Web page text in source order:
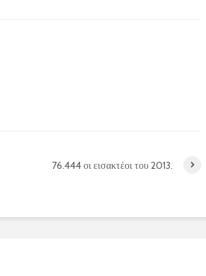
76.444 οι εισακτέοι του 2013.